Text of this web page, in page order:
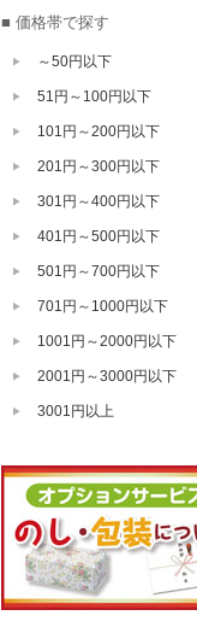
■ 価格帯で探す
～50円以下
51円～100円以下
101円～200円以下
201円～300円以下
301円～400円以下
401円～500円以下
501円～700円以下
701円～1000円以下
1001円～2000円以下
2001円～3000円以下
3001円以上